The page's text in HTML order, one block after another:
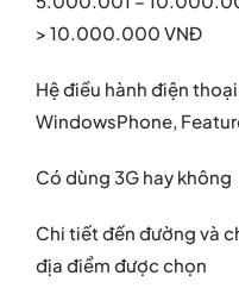
> 10.000.000 VNĐ
Hệ điều hành điện
WindowsPhone,
Có dùng 3G hay không
Chi tiết đến đường và
địa điểm được chọn